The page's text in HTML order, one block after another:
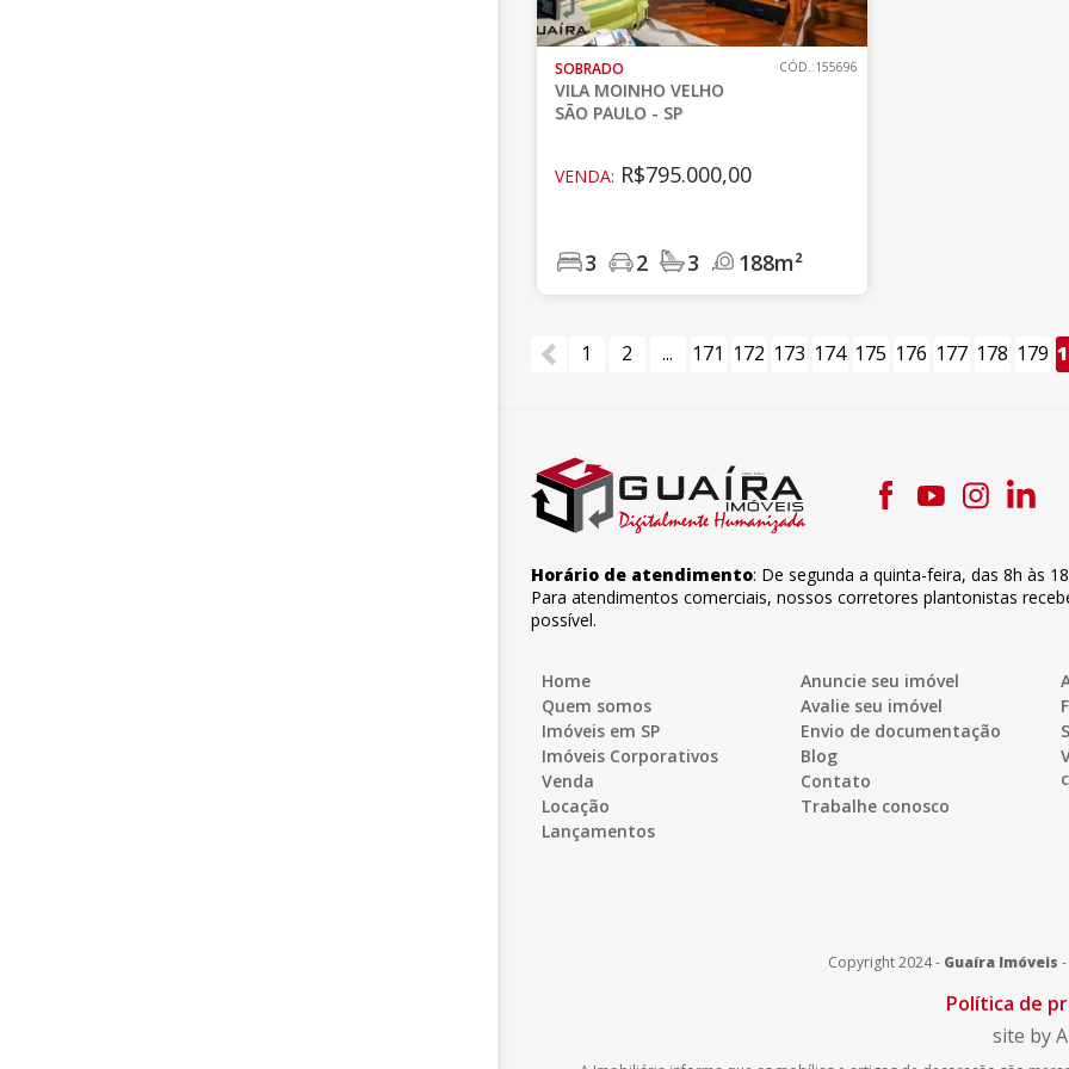
SOBRADO
VILA MOINHO VELHO
SÃO PAULO - SP
CÓD.:155696
VENDA: R$795.000,00
3 2 3 188m²
1 2 ... 171 172 173 174 175 176 177 178 179
Horário de atendimento: De segunda a quinta-feira, das 8h às
Para atendimentos comerciais, nossos corretores plantonistas
possível.
Home
Quem somos
Imóveis em SP
Imóveis Corporativos
Venda
Locação
Lançamentos
Anuncie seu imóvel
Avalie seu imóvel
Envio de documentação
Blog
Contato
Trabalhe conosco
Copyright 2024 - Guaíra Imóveis
Política de
site by